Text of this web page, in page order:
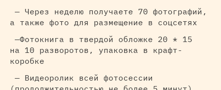
— Через неделю получаете 70 фотографий,
а также фото для размещение в соцсетях
—Фотокнига в твердой обложке 20 * 15
на 10 разворотов, упаковка в крафт-
коробке
— Видеоролик всей фотосессии